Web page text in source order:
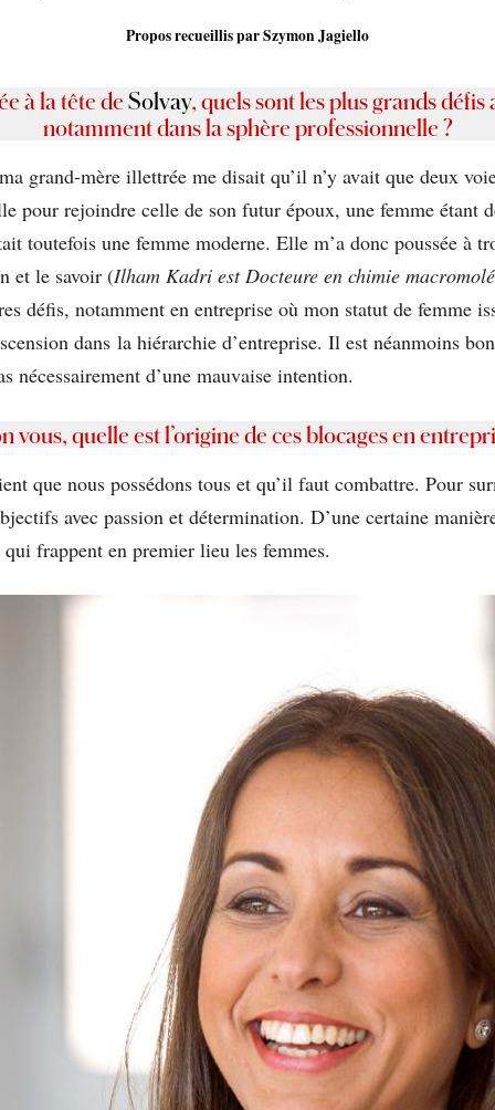
Propos recueillis par Szymon Jagiello
à la tête de Solvay, quels sont les plus grands
notamment dans la sphère professionnelle ?
grand-mère illettrée me disait qu’il n’y avait que deux
pour rejoindre celle de son futur époux, une femme étant
toutefois une femme moderne. Elle m’a donc poussée à
et le savoir (Ilham Kadri est Docteure en chimie
défis, notamment en entreprise où mon statut de femme
dans la hiérarchie d’entreprise. Il est néanmoins
nécessairement d’une mauvaise intention.
vous, quelle est l’origine de ces blocages en
que nous possédons tous et qu’il faut combattre. Pour
avec passion et détermination. D’une certaine
frappent en premier lieu les femmes.